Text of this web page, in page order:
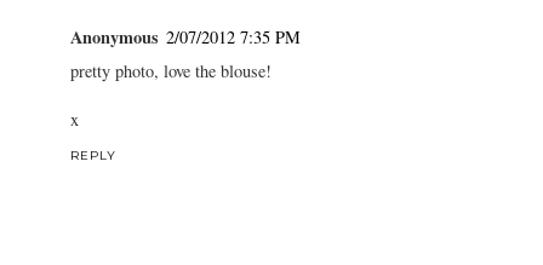
Anonymous 2/07/2012 7:35 PM
pretty photo, love the blouse!
x
REPLY